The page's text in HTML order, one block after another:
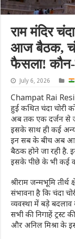
राम मंदिर
आज बैठक,
फैसला! कौन-
July 6, 2026
Champat Rai
हुई कथित चंदा चोरी
अब तक एक दर्जन से
इसके साथ ही कई अन्य
इन सब के बीच अब आज
बैठक होने जा रही है.
इसके पीछे के भी कई
श्रीराम जन्मभूमि
संभावना है कि चंदा
व्यवस्था में बड़े
सभी की निगाहें
और अनिल मिश्रा के